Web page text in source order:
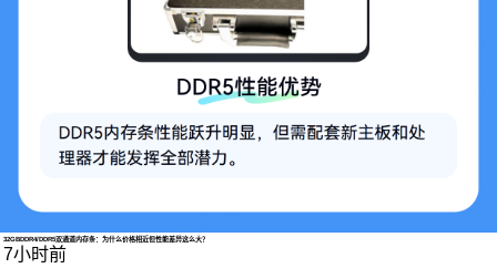
32GBDDR4/DDR5双通道内存条：为什么价格相近但性能差异这么大？
7小时前